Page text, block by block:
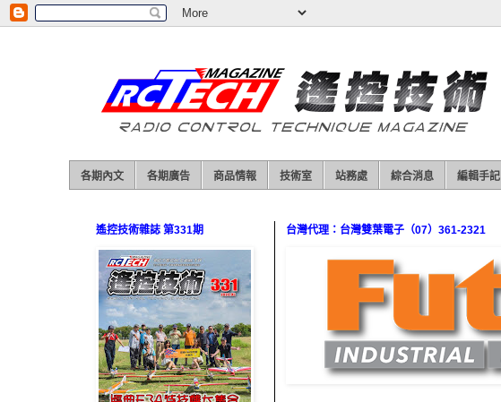
各期內文 各期廣告 商品情報 技術室 站務處 綜合消息 編輯手記
台灣代理：台灣雙葉電子（07）361-2321
遙控技術雜誌 第331期